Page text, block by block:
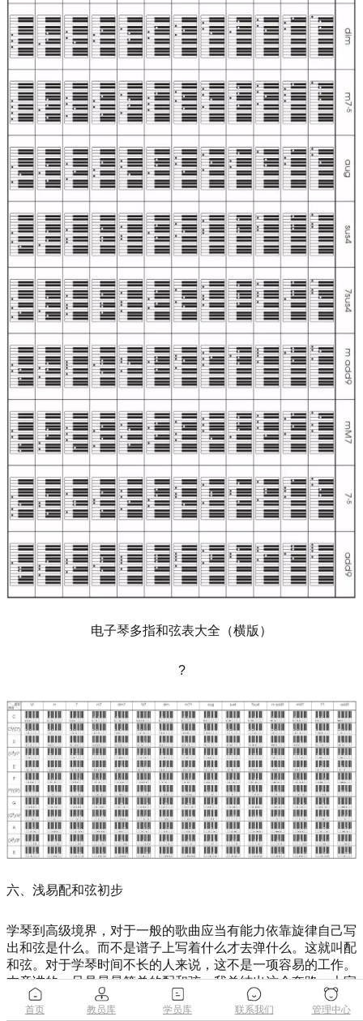
电子琴多指和弦表大全（横版）
?
六、浅易配和弦初步
学琴到高级境界，对于一般的歌曲应当有能力依靠旋律自己写
出和弦是什么。而不是谱子上写着什么才去弹什么。这就叫配
和弦。对于学琴时间不长的人来说，这不是一项容易的工作。
本章讲的，只是最最简单的配和弦。我总结出这个套路。大家
可以用这个套路来配出最简单的和弦。
首页 教员库 学员库 联系我们 管理中心